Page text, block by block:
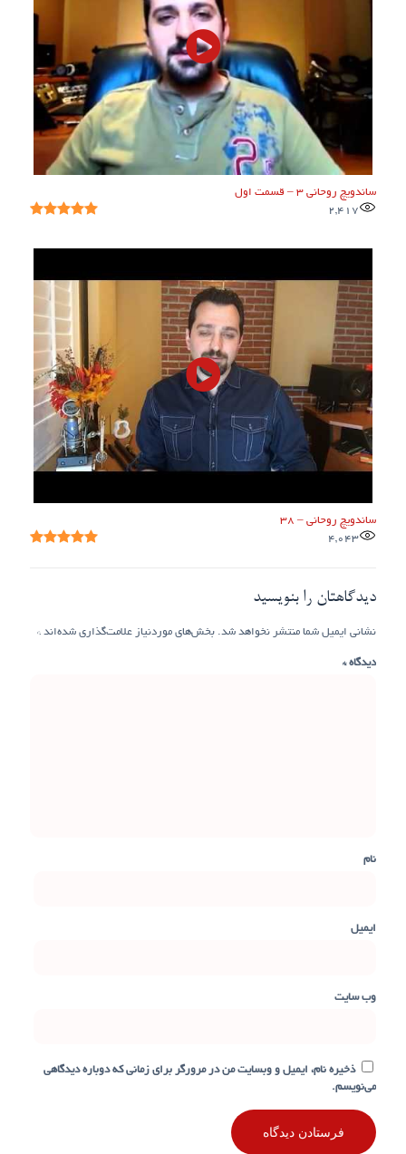
ساندویچ روحانی ۳ – قسمت اول
2,417
ساندویچ روحانی – 38
4,043
دیدگاهتان را بنویسید
نشانی ایمیل شما منتشر نخواهد شد. بخش‌های موردنیاز علامت‌گذاری شده‌اند *
دیدگاه*
نام
ایمیل
وب‌ سایت
ذخیره نام، ایمیل و وبسایت من در مرورگر برای زمانی که دوباره دیدگاهی
می‌نویسم.